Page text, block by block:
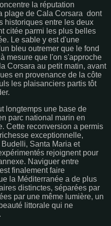
la réputation
plage de Cala Corsara dont
historiques entre les deux
citée parmi les plus belles
Le sable y est d'une
bleu outremer que le fond
mesure que l'on s'approche
Corsara au petit matin, avant
en provenance de la côte
les plaisanciers partis tôt
longtemps une base de
parc national marin en
Cette reconversion a permis
exceptionnelle,
Santa Maria et
rejoignent pour
Naviguer entre
finalement faire
la Méditerranée a de plus
distinctes, séparées par
par une même lumière, un
littorale qui ne